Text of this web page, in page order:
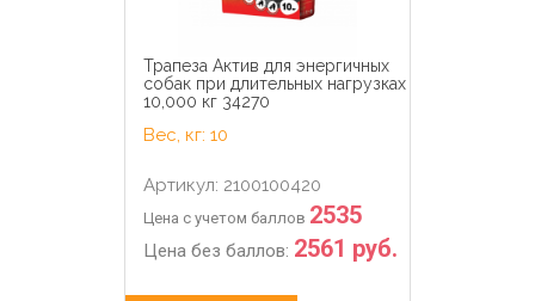
Трапеза Актив для энергичных
собак при длительных нагрузках
10,000 кг 34270
Вес, кг: 10
Артикул: 2100100420
Цена с учетом баллов 2535
Цена без баллов: 2561 руб.